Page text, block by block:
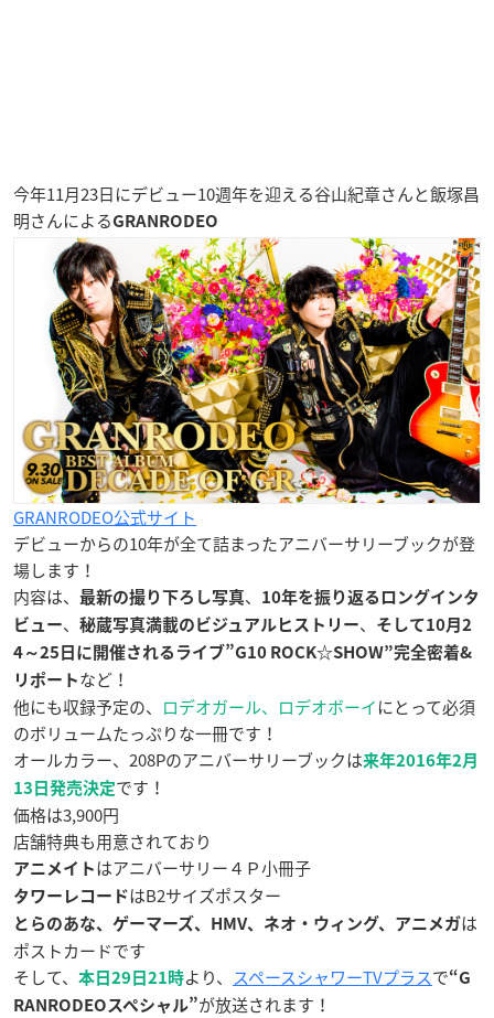
今年11月23日にデビュー10週年を迎える谷山紀章さんと飯塚昌
明さんによるGRANRODEO
GRANRODEO公式サイト
デビューからの10年が全て詰まったアニバーサリーブックが登
場します！
内容は、
最新の撮り下ろし写真、
10年を振り返るロングインタ
ビュー、 秘蔵写真満載のビジュアルヒストリー、
そして10月2
4～25日に開催されるライブ”G10 ROCK☆SHOW”完全密着&
リポート など！
他にも収録予定の、 ロデオガール、ロデオボーイにとって必須
のボリュームたっぷりな一冊です！
オールカラー、208Pのアニバーサリーブックは来年2016年2月
13日発売決定です！
価格は3,900円
店舗特典も用意されており
アニメイト はアニバーサリー４Ｐ小冊子
タワーレコードはB2サイズポスター
とらのあな、ゲーマーズ、HMV、ネオ・ウィング、アニメガは
ポストカードです
そして、
本日29日21時より、 スペースシャワーTVプラスで“G
RANRODEOスペシャル”が放送されます！